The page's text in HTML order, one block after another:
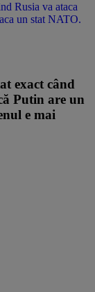
Rusia va ataca
un stat NATO.
exact când
Putin are un
e mai